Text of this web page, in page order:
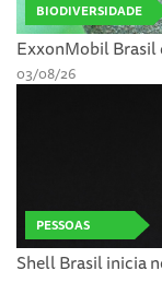
BIODIVERSIDADE
ExxonMobil Brasil
03/08/26
PESSOAS
Shell Brasil inicia